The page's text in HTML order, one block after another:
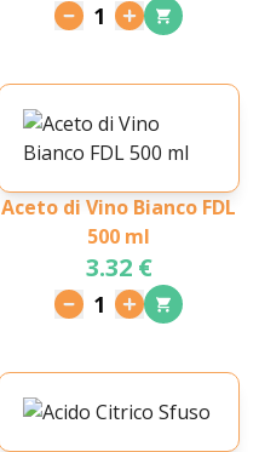
1
Aceto di Vino Bianco FDL
500 ml
3.32 €
1